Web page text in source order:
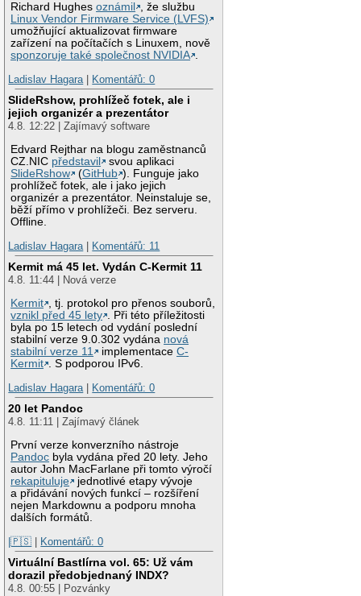
Richard Hughesoznámil
, že službu
Linux Vendor Firmware Service (LVFS)
umožňující aktualizovat firmware
zařízení na počítačích s Linuxem, nově
sponzoruje také společnost NVIDIA .
Ladislav Hagara | Komentářů: 0
SlideRshow, prohlížeč fotek, ale i
jejich organizér a prezentátor
4.8. 12:22 | Zajímavý software
Edvard Rejthar na blogu zaměstnanců
CZ.NIC představil
svou aplikaci
SlideRshow
(GitHub ). Funguje jako
prohlížeč fotek, ale i jako jejich
organizér a prezentátor. Neinstaluje se,
běží přímo v prohlížeči. Bez serveru.
Offline.
Ladislav Hagara | Komentářů: 11
Kermit má 45 let. Vydán C-Kermit 11
4.8. 11:44 | Nová verze
Kermit , tj. protokol pro přenos souborů,
vznikl před 45 lety . Při této příležitosti
byla po 15 letech od vydání poslední
stabilní verze 9.0.302 vydána nová
stabilní verze 11
implementaceC-
Kermit . S podporou IPv6.
Ladislav Hagara | Komentářů: 0
20 let Pandoc
4.8. 11:11 | Zajímavý článek
První verze konverzního nástroje
Pandoc byla vydána před 20 lety. Jeho
autor John MacFarlane při tomto výročí
rekapituluje
jednotlivé etapy vývoje
a přidávání nových funkcí – rozšíření
nejen Markdownu a podporu mnoha
dalších formátů.
|🇵🇸 | Komentářů: 0
Virtuální Bastlírna vol. 65: Už vám
dorazil předobjednaný INDX?
4.8. 00:55 | Pozvánky